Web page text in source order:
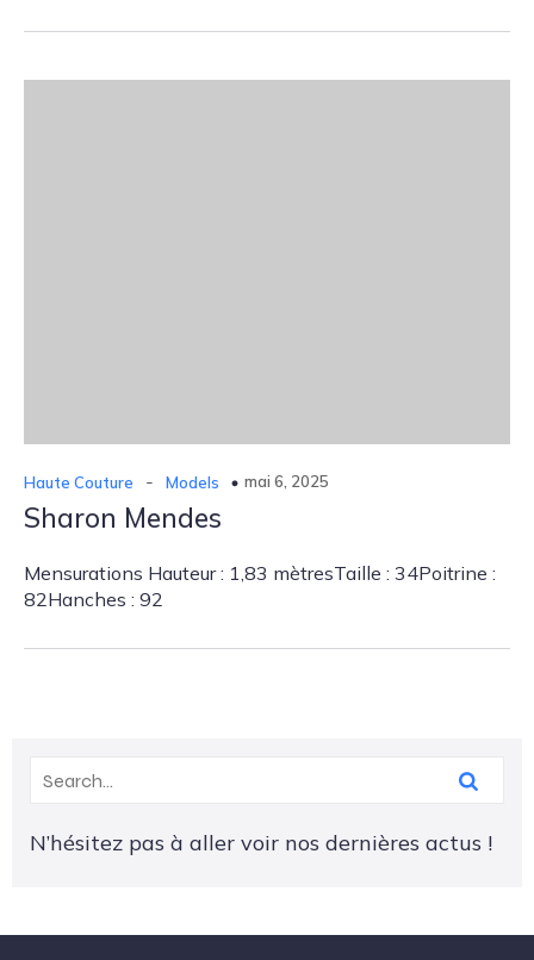
Haute Couture - Models mai 6, 2025
Sharon Mendes
Mensurations Hauteur : 1,83 mètresTaille : 34Poitrine :
82Hanches : 92
N’hésitez pas à aller voir nos dernières actus !